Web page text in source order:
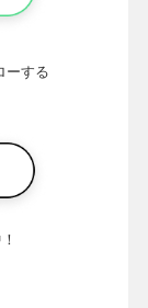
ーする